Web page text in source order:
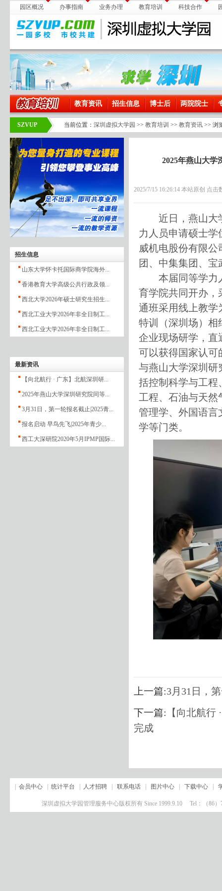
园区概况 办事指南 业务办理 教育培训 科技合作
教育资讯 招生信息 博士后 两院院士
SZVUP 当前位置： 深圳虚拟大学园 >> 教育培训 >> 教育资讯 >> 浏
招生信息
山东大学怀卡托国际商学院海外...
香港教育大学高级公共行政及领...
西北大学2026年硕士研究生招生...
西北工业大学2026年非全日制工...
西北工业大学2026年非全日制工...
最新资讯
【向北航行 · 广东】北航深圳研...
2025年燕山大学深圳研究院同等...
3月31日，第一轮报名截止|2025青...
报名启动 早鸟先飞|2025年青少...
西工大深研院2020年5月IPMP国际...
2025年燕山大学
2025/7/15 16:26:14 本站原创 点击
近日，燕山大学
力人员申请硕士
威机电股份有限
团、中集集团、
本届同等学力人
育学院共同开办，
通班采用线上教学
特训（深圳场）相
企业现场研学，直
可以获得国家认可
与燕山大学深圳研
括控制科学与工程
工程、石油与天
管理学、外国语言
学等门类。
上一篇:3月31日，
下一篇: 【向北航
完成
| 会员中心 | 统计平台 | 人才招聘 | 联系电话 | 图片中心 | 下载中心 |
深圳虚拟大学园管理服务中心版权所有 Since 1999.9.10 Tel：（